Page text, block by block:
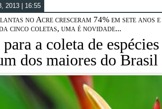
2013 | 16:55
no Acre cresceram 74% em sete
cinco coletas, uma é novidade...
a coleta de
dos maiores do Brasil